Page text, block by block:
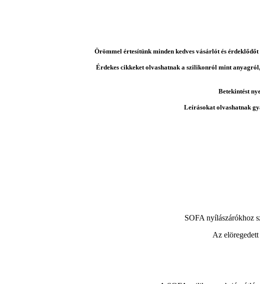
Örömmel értesítünk minden kedves vásárlót és
Érdekes cikkeket olvashatnak a szilikonról mint
Betekintést
Leírásokat olvashatnak
SOFA nyílászárókhoz
Az